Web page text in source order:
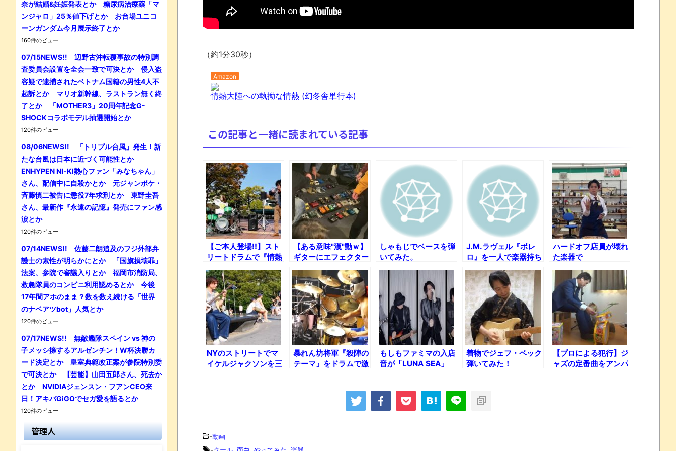
（約1分30秒）
Amazon
情熱大陸への執拗な情熱 (幻冬舎単行本)
この記事と一緒に読まれている記事
【ご本人登場!!】スト
リートドラムで『情熱
大陸』叩いたら葉加瀬
太郎さんとコラボでき
た！
【ある意味"漢"動ｗ】
ギターにエフェクター
100個直列接続してみ
た結果!!
しゃもじでベースを弾
いてみた。
J.M.ラヴェル『ボレ
ロ』を一人で楽器持ち
替えて演奏してみた結
果
ハードオフ店員が壊れ
た楽器で
T.M.Revolution『W
HITE BREATH』演奏
したったｗ
NYのストリートでマ
イケルジャクソンを三
暴れん坊将軍『殺陣の
テーマ』をドラムで激
もしもファミマの入店
音が「LUNA SEA」
着物でジェフ・ベック
弾いてみた！
【プロによる犯行】ジ
ャズの定番曲をアンパ
-動画
奈が結婚&妊娠発表とか 糖尿病治療薬「マ
ンジャロ」25％値下げとか お台場ユニコ
ーンガンダム今月展示終了とか
160件のビュー
07/15NEWS!! 辺野古沖転覆事故の特別調
査委員会設置を全会一致で可決とか 侵入盗
容疑で逮捕されたベトナム国籍の男性4人不
起訴とか マリオ新幹線、ラストラン無く終
了とか 「MOTHER3」20周年記念G-
SHOCKコラボモデル抽選開始とか
120件のビュー
08/06NEWS!! 「トリプル台風」発生！新
たな台風は日本に近づく可能性とか
ENHYPEN NI-KI熱心ファン「みなちゃん」
さん、配信中に自殺かとか 元ジャンポケ・
斉藤慎二被告に懲役7年求刑とか 東野圭吾
さん、最新作『永遠の記憶』発売にファン感
涙とか
120件のビュー
07/14NEWS!! 佐藤二朗追及のフジ外部弁
護士の素性が明らかにとか 「国旗損壊罪」
法案、参院で審議入りとか 福岡市消防局、
救急隊員のコンビニ利用認めるとか 今後
17年間アホのまま？数を数え続ける「世界
のナベアツbot」人気とか
120件のビュー
07/17NEWS!! 無敵艦隊スペイン vs 神の
子メッシ擁するアルゼンチン！W杯決勝カ
ード決定とか 皇室典範改正案が参院特別委
で可決とか 【芸能】山田五郎さん、死去か
とか NVIDIAジェンスン・フアンCEO来
日！アキバGiGOでセガ愛を語るとか
120件のビュー
管理人